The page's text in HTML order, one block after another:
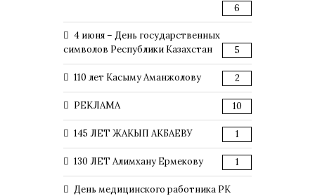
6
4 июня – День государственных
символов Республики Казахстан
5
110 лет Касыму Аманжолову 2
РЕКЛАМА 10
145 ЛЕТ ЖАКЫП АКБАЕВУ 1
130 ЛЕТ Алимхану Ермекову 1
День медицинского работника РК